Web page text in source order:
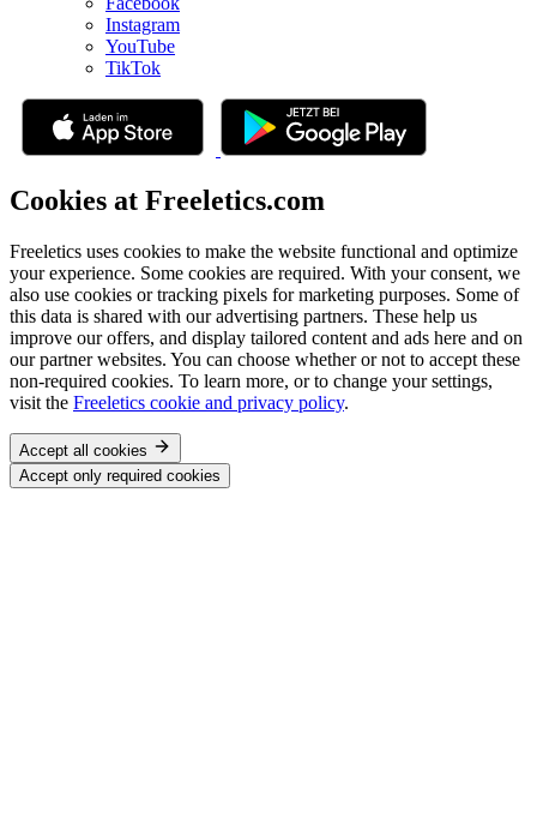
Instagram
YouTube
TikTok
Cookies at Freeletics.com
Freeletics uses cookies to make the website functional and optimize
your experience. Some cookies are required. With your consent, we
also use cookies or tracking pixels for marketing purposes. Some of
this data is shared with our advertising partners. These help us
improve our offers, and display tailored content and ads here and on
our partner websites. You can choose whether or not to accept these
non-required cookies. To learn more, or to change your settings,
visit the Freeletics cookie and privacy policy.
Accept all cookies
Accept only required cookies